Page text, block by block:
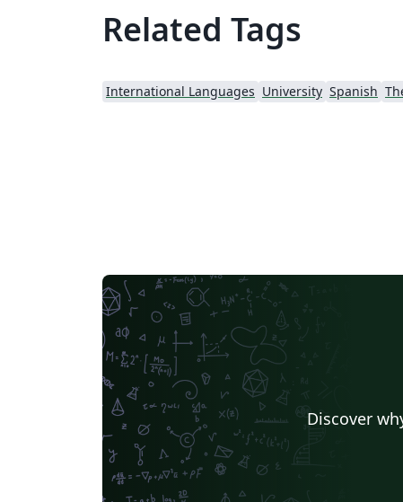
Related Tags
International Languages University Spanish
Discover